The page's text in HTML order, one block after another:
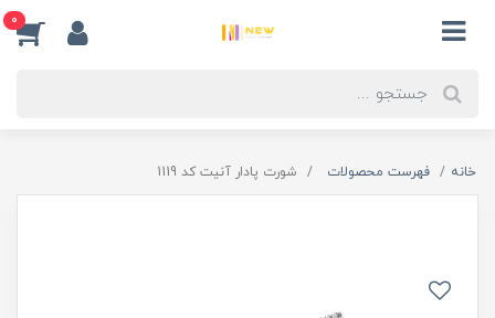
0
خانه فهرست محصولات شورت پادار آنیت کد 1119